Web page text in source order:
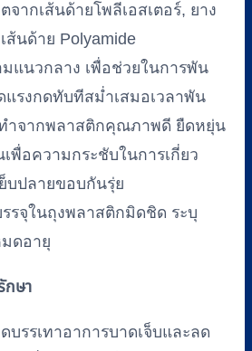
จากเส้นด้ายโพลีเอสเตอร์, ยาง
ส้นด้าย Polyamide
แนวกลาง เพื่อช่วยในการพัน
แรงกดทับทีสม่ำเสมอเวลาพัน
ำจากพลาสติกคุณภาพดี ยืดหยุ่น
พื่อความกระชับในการเกี่ยว
บปลายขอบกันรุ่ย
รจุในถุงพลาสติกมิดชิด ระบุ
ดอายุ
กษา
บรรเทาอาการบาดเจ็บและลด